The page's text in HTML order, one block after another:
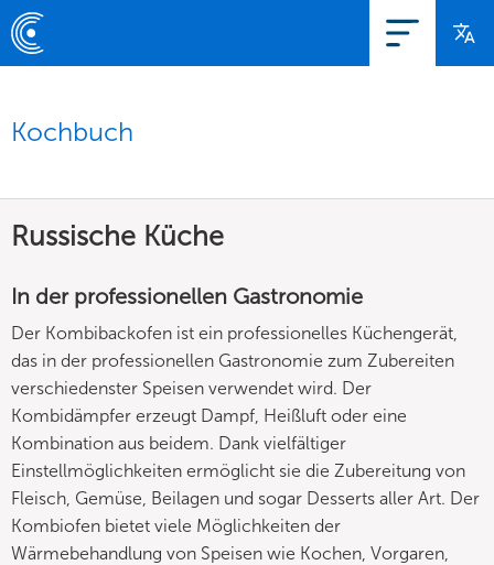
Kochbuch
Russische Küche
In der professionellen Gastronomie
Der Kombibackofen ist ein professionelles Küchengerät,
das in der professionellen Gastronomie zum Zubereiten
verschiedenster Speisen verwendet wird. Der
Kombidämpfer erzeugt Dampf, Heißluft oder eine
Kombination aus beidem. Dank vielfältiger
Einstellmöglichkeiten ermöglicht sie die Zubereitung von
Fleisch, Gemüse, Beilagen und sogar Desserts aller Art. Der
Kombiofen bietet viele Möglichkeiten der
Wärmebehandlung von Speisen wie Kochen, Vorgaren,